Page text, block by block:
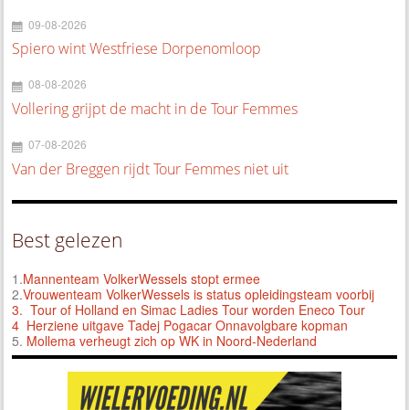
09-08-2026
Spiero wint Westfriese Dorpenomloop
08-08-2026
Vollering grijpt de macht in de Tour Femmes
07-08-2026
Van der Breggen rijdt Tour Femmes niet uit
Best gelezen
1.Mannenteam VolkerWessels stopt ermee
2.Vrouwenteam VolkerWessels is status opleidingsteam voorbij
3. Tour of Holland en Simac Ladies Tour worden Eneco Tour
4 Herziene uitgave Tadej Pogacar Onnavolgbare kopman
5. Mollema verheugt zich op WK in Noord-Nederland